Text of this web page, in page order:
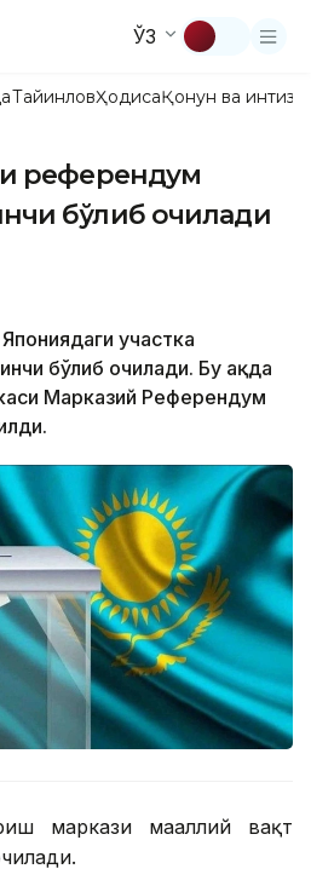
ЎЗ
ТайинловҲодисаҚонун ва
референдум
бўлиб очилади
участка
бўлиб очилади. Бу ҳақда
Марказий Референдум
маркази маҳаллий вақт